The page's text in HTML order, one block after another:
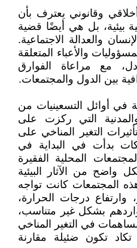
وقانوني يعترف بأن
بيئية، بل هي أيضًا قضية
والعدالة الاجتماعية.
والأعباء المتعلقة
مع مراعاة الفوارق
بين الدول والمجتمعات.
في أوائل التسعينيات من
التي ركزت على
التغير المناخي على
بدأت في البداية في
المحلية الفقيرة
واضح من الآثار البيئية
المجتمعات كانت تواجه
وارتفاع درجات الحرارة،
بشكل غير متناسب،
في التغير المناخي
تكون ضئيلة مقارنة